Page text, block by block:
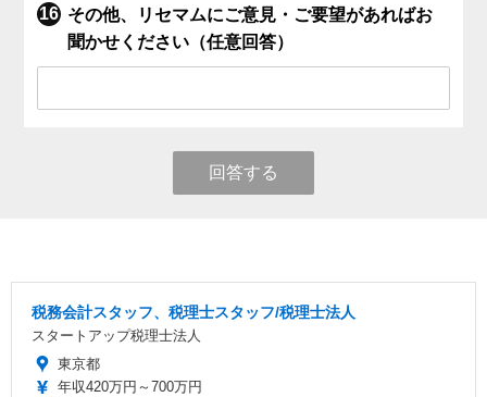
その他、リセマムにご意見・ご要望があればお
聞かせください（任意回答）
回答する
税務会計スタッフ、税理士スタッフ/税理士法人
スタートアップ税理士法人
東京都
年収420万円～700万円